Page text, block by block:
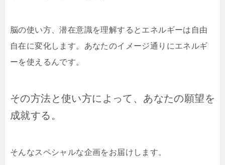
脳の使い方、潜在意識を理解するとエネルギーは自由
自在に変化します。あなたのイメージ通りにエネルギ
ーを使えるんです。
その方法と使い方によって、あなたの願望を
成就する。
そんなスペシャルな企画をお届けします。